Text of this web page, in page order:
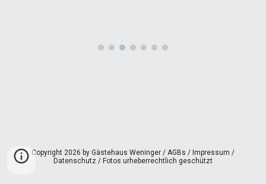
Copyright 2026 by Gästehaus Weninger / AGBs / Impressum /
Datenschutz / Fotos urheberrechtlich geschützt